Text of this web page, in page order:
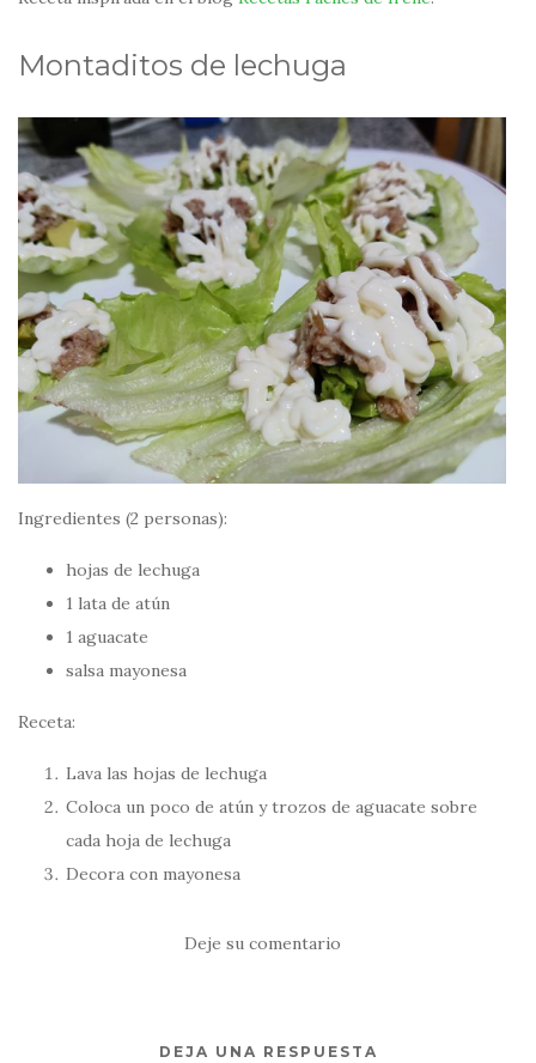
Montaditos de lechuga
Ingredientes (2 personas):
hojas de lechuga
1 lata de atún
1 aguacate
salsa mayonesa
Receta:
Lava las hojas de lechuga
Coloca un poco de atún y trozos de aguacate sobre
cada hoja de lechuga
Decora con mayonesa
Deje su comentario
DEJA UNA RESPUESTA